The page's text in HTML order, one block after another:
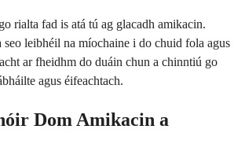
rialta fad is atá tú ag glacadh amikacin.
seo leibhéil na míochaine i do chuid fola agus
ar fheidhm do duáin chun a chinntiú go
agus éifeachtach.
Dom Amikacin a